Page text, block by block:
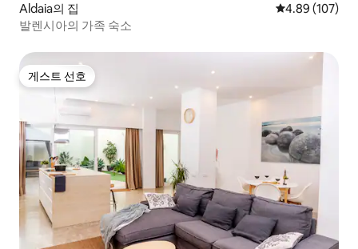
Aldaia의 집 평점 4.89점(5
4.89 (107)
발렌시아의 가족 숙소
게스트 선호
게스트 선호